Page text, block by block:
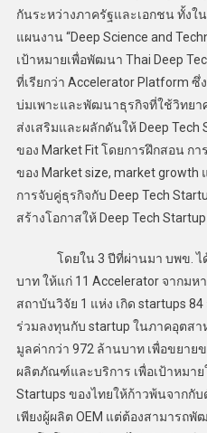
กันระหว่างภาครัฐและเอกชน ทั้งใ
แผนงาน “Deep Science and
เป้าหมายเพื่อพัฒนา Thai Deep
ที่เรียกว่า Accelerator Platform
บ่มเพาะและพัฒนาธุรกิจที่ใช้วิทยา
ส่งเสริมและผลักดันให้ Deep
ของ Market Fit โดยการฝึกสอน ก
ของ Market size, market growth
การจับคู่ธุรกิจกับ Deep Tech
สร้างโอกาสให้ Deep Tech
โดยใน 3 ปีที่ผ่านมา บพข. ได้
บาท ให้แก่ 11 Accelerator จากม
สถาบันวิจัย 1 แห่ง เกิด startups
ร่วมลงทุนกับ startup ในภาคอุตส
มูลค่ากว่า 972 ล้านบาท เพื่อขยา
ผลิตภัณฑ์และบริการ เพื่อเป้าหมาย
Startups ของไทยให้ก้าวพ้นจากกั
เพียงผู้ผลิต OEM แต่ต้องสามารถ